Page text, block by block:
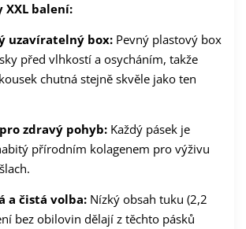
XXL balení:
uzavíratelný box: Pevný plastový box
před vlhkostí a osycháním, takže
chutná stejně skvěle jako ten
zdravý pohyb: Každý pásek je
přírodním kolagenem pro výživu
a čistá volba: Nízký obsah tuku (2,2
bez obilovin dělají z těchto pásků